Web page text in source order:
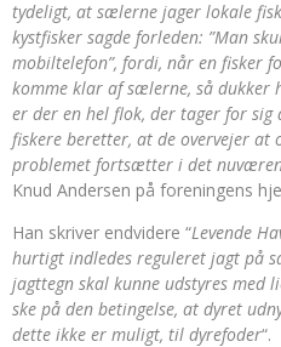
tydeligt, at sælerne jager lokale
kystfisker sagde forleden: ”Man
mobiltelefon”, fordi, når en fisker
komme klar af sælerne, så dukker
er der en hel flok, der tager for
fiskere beretter, at de overvejer at
problemet fortsætter i det
Knud Andersen på foreningens
Han skriver endvidere “Levende
hurtigt indledes reguleret jagt på
jagttegn skal kunne udstyres med
ske på den betingelse, at dyret
dette ikke er muligt, til dyrefoder“.